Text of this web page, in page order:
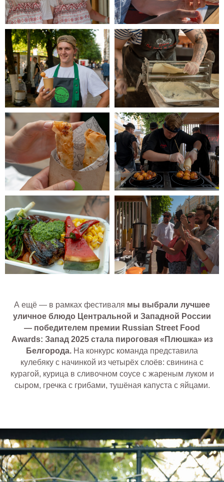
А ещё — в рамках фестиваля мы выбрали лучшее
уличное блюдо Центральной и Западной России
— победителем премии Russian Street Food
Awards: Запад 2025 стала пироговая «Плюшка» из
Белгорода. На конкурс команда представила
кулебяку с начинкой из четырёх слоёв: свинина с
курагой, курица в сливочном соусе с жареным луком и
сыром, гречка с грибами, тушёная капуста с яйцами.